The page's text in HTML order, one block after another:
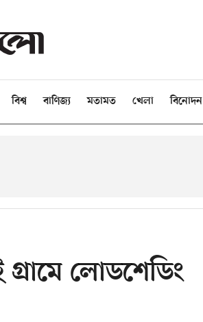
বিশ্ব বাণিজ্য মতামত খেলা বিনোদন
গ্রামে লোডশেডিং